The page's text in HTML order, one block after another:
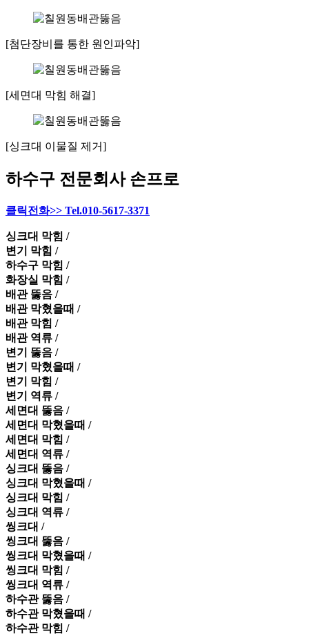
[첨단장비를 통한 원인파악]
[세면대 막힘 해결]
[싱크대 이물질 제거]
하수구 전문회사 손프로
클릭전화>> Tel.010-5617-3371
싱크대 막힘 /
변기 막힘 /
하수구 막힘 /
화장실 막힘 /
배관 뚫음 /
배관 막혔을때 /
배관 막힘 /
배관 역류 /
변기 뚫음 /
변기 막혔을때 /
변기 막힘 /
변기 역류 /
세면대 뚫음 /
세면대 막혔을때 /
세면대 막힘 /
세면대 역류 /
싱크대 뚫음 /
싱크대 막혔을때 /
싱크대 막힘 /
싱크대 역류 /
씽크대 /
씽크대 뚫음 /
씽크대 막혔을때 /
씽크대 막힘 /
씽크대 역류 /
하수관 뚫음 /
하수관 막혔을때 /
하수관 막힘 /